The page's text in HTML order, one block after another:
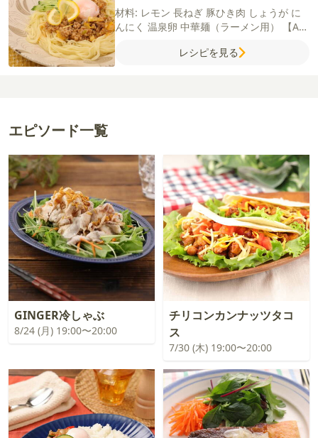
材料: レモン 長ねぎ 豚ひき肉 しょうが に
んにく 温泉卵 中華麺（ラーメン用）
【A】
片栗粉豆板醤味噌
レシピを見る
エピソード一覧
GINGER冷しゃぶ
8/24 (月) 19:00〜20:00
チリコンカンナッツタコ
ス
7/30 (木) 19:00〜20:00